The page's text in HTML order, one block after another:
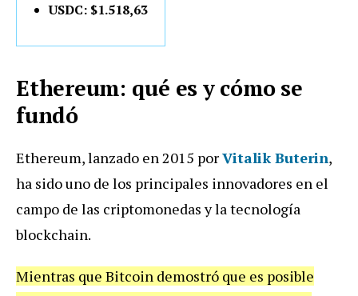
USDC: $1.518,63
Ethereum: qué es y cómo se
fundó
Ethereum, lanzado en 2015 porVitalik Buterin,
ha sido uno de los principales innovadores en el
campo de las criptomonedas y la tecnología
blockchain.
Mientras que Bitcoin demostró que es posible